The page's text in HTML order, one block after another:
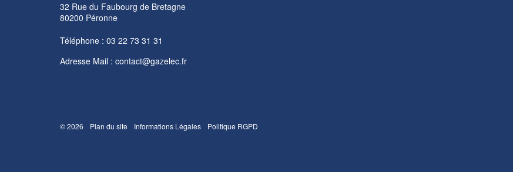
32 Rue du Faubourg de Bretagne
80200 Péronne
Téléphone : 03 22 73 31 31
Adresse Mail : contact@gazelec.fr
© 2026 Plan du site Informations Légales Politique RGPD